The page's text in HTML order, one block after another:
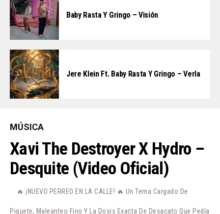
Baby Rasta Y Gringo – Visión
Jere Klein Ft. Baby Rasta Y Gringo – Verla
MÚSICA
Xavi The Destroyer X Hydro –
Desquite (Video Oficial)
🔥 ¡NUEVO PERREO EN LA CALLE! 🔥 Un Tema Cargado De
Piquete, Maleanteo Fino Y La Dosis Exacta De Desacato Que Pedía